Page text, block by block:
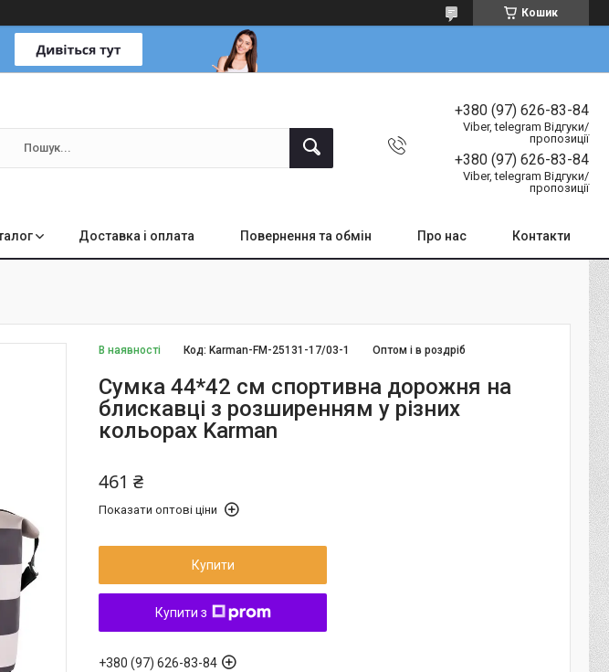
Кошик
+380 (97) 626-83-84
Viber, telegram Відгуки/
пропозиції
+380 (97) 626-83-84
Viber, telegram Відгуки/
пропозиції
Доставка і оплата Повернення та обмін Про нас Контакти
В наявності Оптом і в роздріб
Код:Karman-FM-25131-17/03-1
Сумка 44*42 см спортивна дорожня на
блискавці з розширенням у різних
кольорах Karman
461 ₴
Показати оптові ціни
Купити
Купити з
+380 (97) 626-83-84